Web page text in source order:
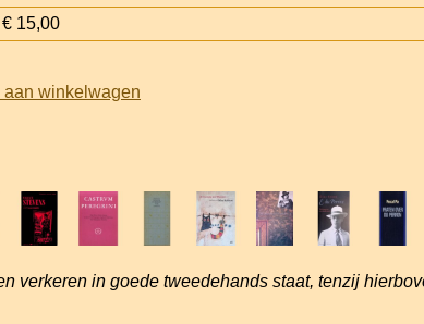
€ 15,00
aan winkelwagen
verkeren in goede tweedehands staat, tenzij